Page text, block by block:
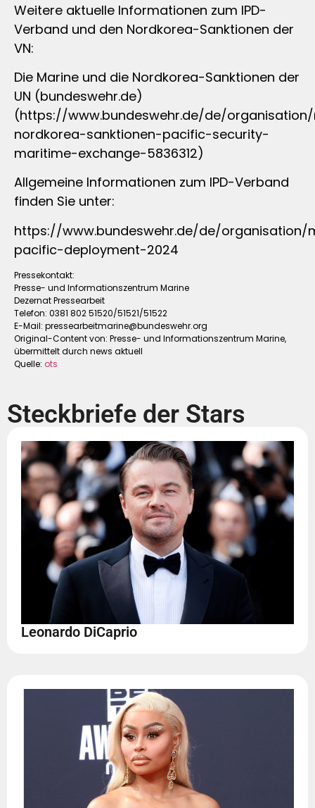
Weitere aktuelle Informationen zum IPD-
Verband und den Nordkorea-Sanktionen der
VN:
Die Marine und die Nordkorea-Sanktionen der
UN (bundeswehr.de)
(https://www.bundeswehr.de/de/
nordkorea-sanktionen-pacific-security-
maritime-exchange-5836312)
Allgemeine Informationen zum IPD-Verband
finden Sie unter:
https://www.bundeswehr.de/de/
pacific-deployment-2024
Pressekontakt:
Presse- und Informationszentrum Marine
Dezernat Pressearbeit
Telefon: 0381 802 51520/51521/51522
E-Mail: pressearbeitmarine@bundeswehr.org
Original-Content von: Presse- und Informationszentrum Marine,
übermittelt durch news aktuell
Quelle: ots
Steckbriefe der Stars
Leonardo DiCaprio